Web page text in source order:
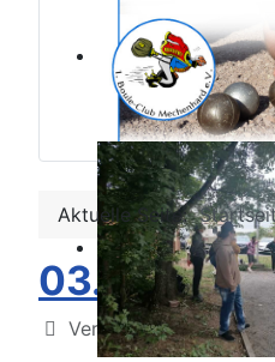
Aktuelle Seite:
Details
Veröffentlicht: 06.